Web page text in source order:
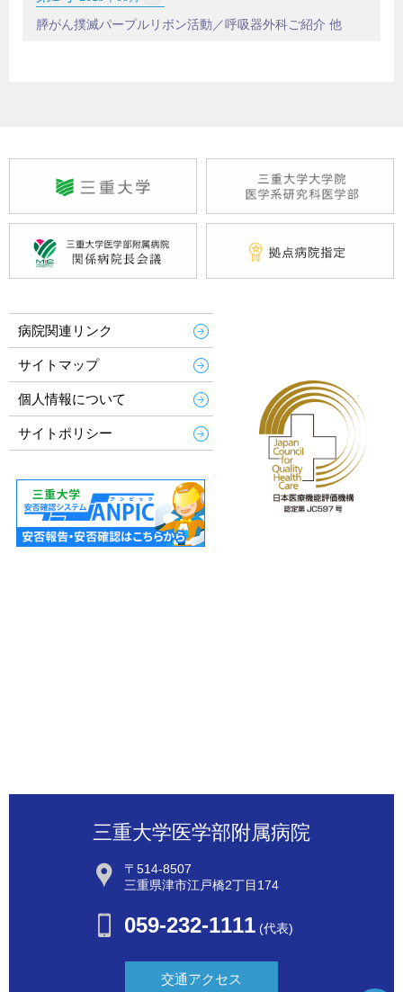
膵がん撲滅パープルリボン活動／呼吸器外科ご紹介 他
病院関連リンク
サイトマップ
個人情報について
サイトポリシー
三重大学医学部附属病院
〒514-8507
三重県津市江戸橋2丁目174
059-232-1111 (代表)
交通アクセス